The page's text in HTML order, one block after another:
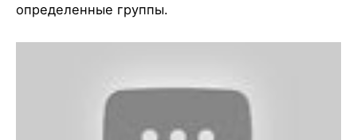
определенные группы.